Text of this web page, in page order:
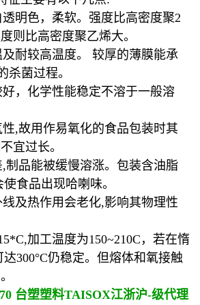
明色，柔软。强度比高密度聚2
则比高密度聚乙烯大。
耐较高温度。 较厚的薄膜能承
杀菌过程。
，化学性能稳定不溶于一般溶
,故用作易氧化的食品包装时其
宜过长。
制品能被缓慢溶涨。包装含油脂
食品出现哈喇味。
及热作用会老化,影响其物理性
加工温度为150~210C，若在惰
300°C仍稳定。但熔体和氧接触
台塑塑料TAISOX江浙沪-级代理